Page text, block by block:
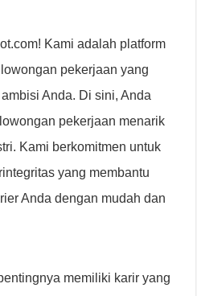
Kami adalah platform
pekerjaan yang
Anda. Di sini, Anda
pekerjaan menarik
Kami berkomitmen untuk
yang membantu
Anda dengan mudah dan
memiliki karir yang